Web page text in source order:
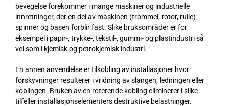
bevegelse forekommer i mange maskiner og industrielle
innretninger, der en del av maskinen (trommel, rotor, rulle)
spinner og basen forblir fast. Slike bruksområder er for
eksempel i papir-, trykke-, tekstil-, gummi- og plastindustri så
vel som i kjemisk og petrokjemisk industri.
En annen anvendelse er tilkobling av installasjoner hvor
forskyvninger resulterer i vridning av slangen, ledningen eller
koblingen. Bruken av en roterende kobling eliminerer i slike
tilfeller installasjonselementers destruktive belastninger.